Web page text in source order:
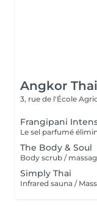
Angkor
3, rue de l'École
Frangipani
The Body & Soul
Body scrub /
Simply Thai
Infrared sauna /